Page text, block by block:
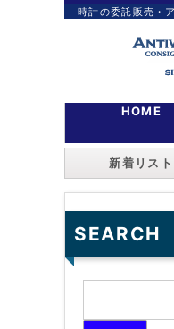
時計の委託販売・
HOME
新着リスト
SEARCH